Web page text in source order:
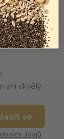
ani skvělý
se
údajů